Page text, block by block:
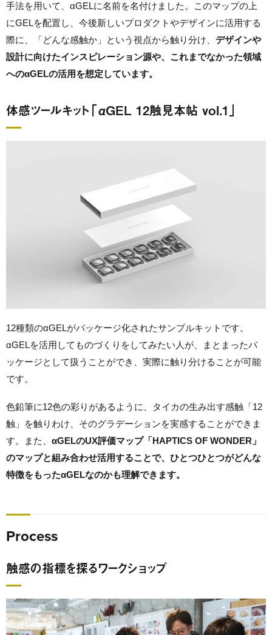
手法を用いて、αGELに名前を名付けました。
このマップの上
にGELを配置し、今後新しいプロダクトやデザインに活用する
際に、「どんな感触か」という視点から触り分け、 デザインや
設計に向けたインスピレーション源や、これまでなかった領域
へのαGELの活用を想定しています。
体感ツールキット「αGEL 12触見本帖 vol.1」
12種類のαGELがパッケージ化されたサンプルキットです。
αGELを活用してものづくりをしてみたい人が、まとまったパ
ッケージとして扱うことができ、実際に触り分けることが可能
です。
色鉛筆に12色の彩りがあるように、タイカの生み出す感触「12
触」を触りわけ、そのグラデーションを実感することができま
す。また、 αGELのUX評価マップ「HAPTICS OF WONDER」
のマップと組み合わせ活用することで、ひとつひとつがどんな
特徴をもったαGELなのかも理解できます。
Process
触感の指標を探るワークショップ